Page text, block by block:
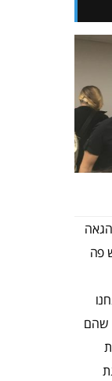
פה
שהם